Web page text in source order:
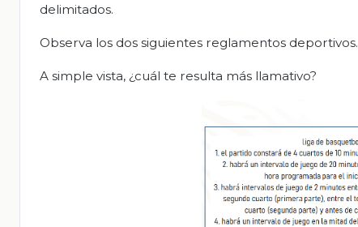
delimitados.
Observa los dos siguientes reglamentos deportivos.
A simple vista, ¿cuál te resulta más llamativo?